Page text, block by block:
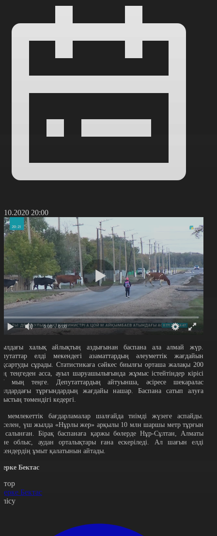
20:00
0:00 / 0:00
халық айлықтың аздығынан баспана ала алмай жүр.
елді мекендегі азаматтардың әлеуметтік жағдайын
сұрады. Статистикаға сәйкес биылғы орташа жалақы 200
теңгеден асса, ауыл шаруашылығында жұмыс істейтіндер кірісі
мың теңге. Депутаттардың айтуынша, әсіресе шекаралас
тұрғындардың жағдайы нашар. Баспана сатып алуға
төмендігі кедергі.
мемлекеттік бағдарламалар шалғайда тиімді жүзеге аспайды.
үш жылда «Нұрлы жер» арқылы 10 млн шаршы метр тұрғын
салынған. Бірақ баспанаға қаржы бөлерде Нұр-Сұлтан, Алматы
облыс, аудан орталықтары ғана ескеріледі. Ал шағын елді
ұмыт қалатынын айтады.
Бектас
Бектас